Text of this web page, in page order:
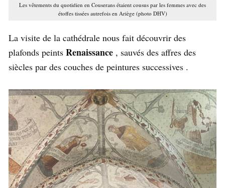
Les vêtements du quotidien en Couserans étaient cousus par les femmes avec des
étoffes tissées autrefois en Ariège (photo DHV)
La visite de la cathédrale nous fait découvrir des
plafonds peints Renaissance , sauvés des affres des
siècles par des couches de peintures successives .